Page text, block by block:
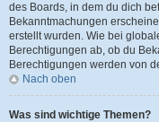
des Boards, in dem du dich
Bekanntmachungen
erstellt wurden. Wie bei
Berechtigungen ab, ob du
Berechtigungen werden von
Nach oben
Was sind wichtige Themen?